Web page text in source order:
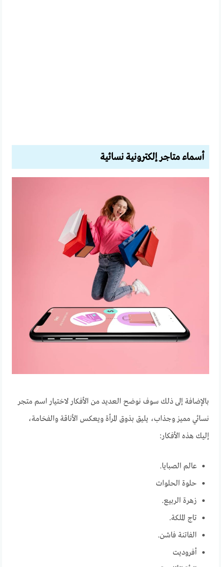
أسماء متاجر إلكترونية نسائية
بالإضافة إلى ذلك سوف نوضح العديد من الأفكار لاختيار اسم متجر
نسائي مميز وجذاب، يليق بذوق المرأة ويعكس الأناقة والفخامة،
إليك هذه الأفكار:
عالم الصبايا.
حلوة الحلوات
زهرة الربيع.
تاج الملكة.
الفاتنة فاشن.
أفروديت